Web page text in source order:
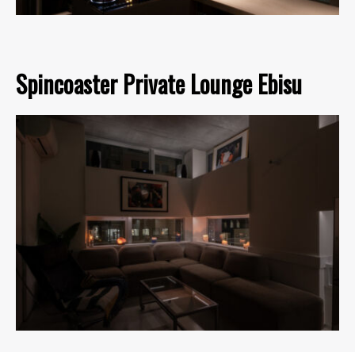
Spincoaster Private Lounge Ebisu